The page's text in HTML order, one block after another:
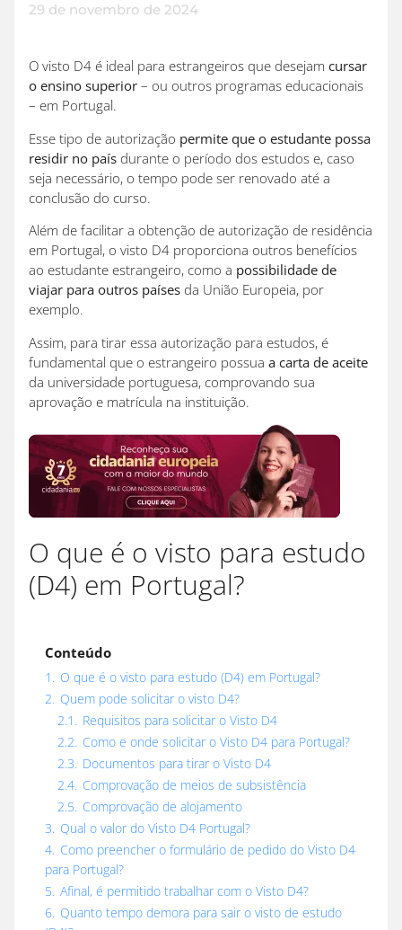
29 de novembro de 2024
O visto D4 é ideal para estrangeiros que desejam cursar
o ensino superior – ou outros programas educacionais
– em Portugal.
Esse tipo de autorização permite que o estudante possa
residir no país durante o período dos estudos e, caso
seja necessário, o tempo pode ser renovado até a
conclusão do curso.
Além de facilitar a obtenção de autorização de residência
em Portugal, o visto D4 proporciona outros benefícios
ao estudante estrangeiro, como a possibilidade de
viajar para outros países da União Europeia, por
exemplo.
Assim, para tirar essa autorização para estudos, é
fundamental que o estrangeiro possua a carta de aceite
da universidade portuguesa, comprovando sua
aprovação e matrícula na instituição.
O que é o visto para estudo
(D4) em Portugal?
Conteúdo
1. O que é o visto para estudo (D4) em Portugal?
2. Quem pode solicitar o visto D4?
2.1. Requisitos para solicitar o Visto D4
2.2. Como e onde solicitar o Visto D4 para Portugal?
2.3. Documentos para tirar o Visto D4
2.4. Comprovação de meios de subsistência
2.5. Comprovação de alojamento
3. Qual o valor do Visto D4 Portugal?
4. Como preencher o formulário de pedido do Visto D4
para Portugal?
5. Afinal, é permitido trabalhar com o Visto D4?
6. Quanto tempo demora para sair o visto de estudo